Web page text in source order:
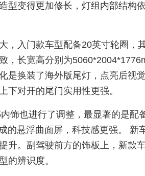
型变得更加修长，灯组内部结构
，入门款车型配备20英寸轮圈，
，长宽高分别为
是换装了海外版尾灯，点亮后视
下对开的尾门实用性更强。
饰也进行了调整，最显著的是配
的悬浮曲面屏，科技感更强。 新
升。副驾驶前方的饰板上，新款
的辨识度。